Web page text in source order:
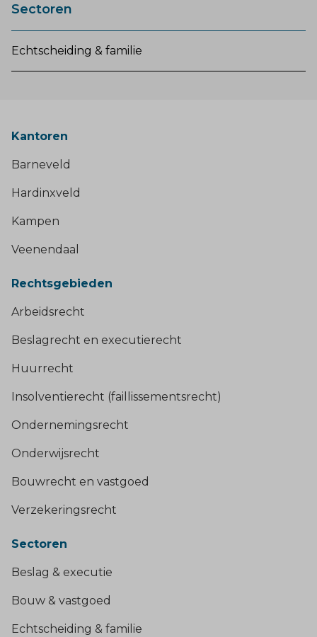
Sectoren
Echtscheiding & familie
Kantoren
Barneveld
Hardinxveld
Kampen
Veenendaal
Rechtsgebieden
Arbeidsrecht
Beslagrecht en executierecht
Huurrecht
Insolventierecht (faillissementsrecht)
Ondernemingsrecht
Onderwijsrecht
Bouwrecht en vastgoed
Verzekeringsrecht
Sectoren
Beslag & executie
Bouw & vastgoed
Echtscheiding & familie